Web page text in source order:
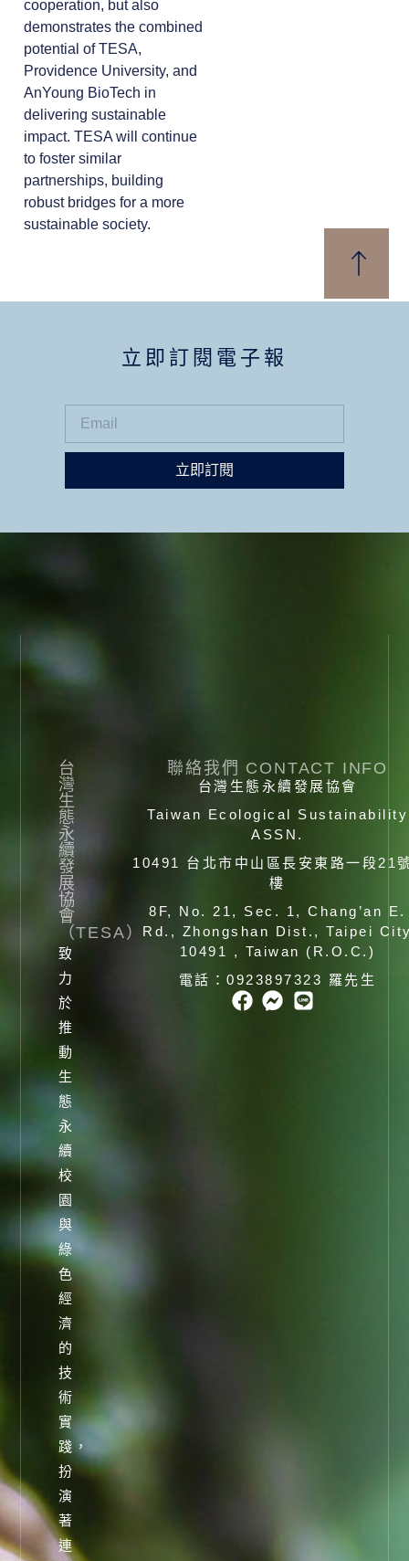
cooperation, but also
demonstrates the combined
potential of TESA,
Providence University, and
AnYoung BioTech in
delivering sustainable
impact. TESA will continue
to foster similar
partnerships, building
robust bridges for a more
sustainable society.
立即訂閱電子報
立即訂閱
台
灣
生
態
永
續
發
展
協
會
（TESA）
致
力
於
推
動
生
態
永
續
校
園
與
綠
色
經
濟
的
技
術
實
踐，
扮
演
著
連
聯絡我們 CONTACT INFO
台灣生態永續發展協會
Taiwan Ecological Sustainability
ASSN.
10491 台北市中山區長安東路一段21
樓
8F, No. 21, Sec. 1, Chang’an E.
Rd., Zhongshan Dist., Taipei
10491 , Taiwan (R.O.C.)
電話：0923897323 羅先生